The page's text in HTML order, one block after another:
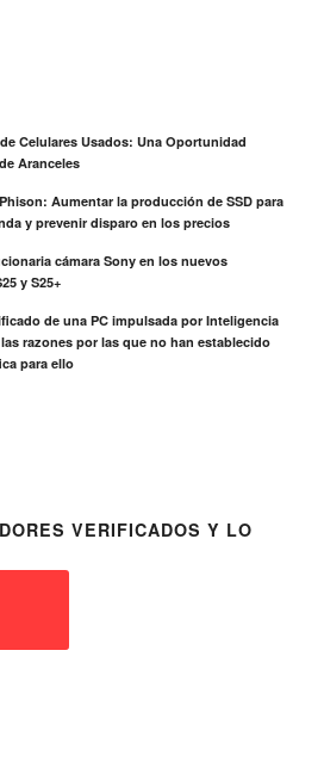
Celulares Usados: Una Oportunidad
Aranceles
Aumentar la producción de SSD para
y prevenir disparo en los precios
cámara Sony en los nuevos
y S25+
de una PC impulsada por Inteligencia
razones por las que no han establecido
para ello
VERIFICADOS Y LO